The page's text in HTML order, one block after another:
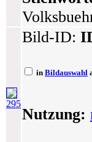
295
Bild-ID:
in Bildauswahl
Nutzung: